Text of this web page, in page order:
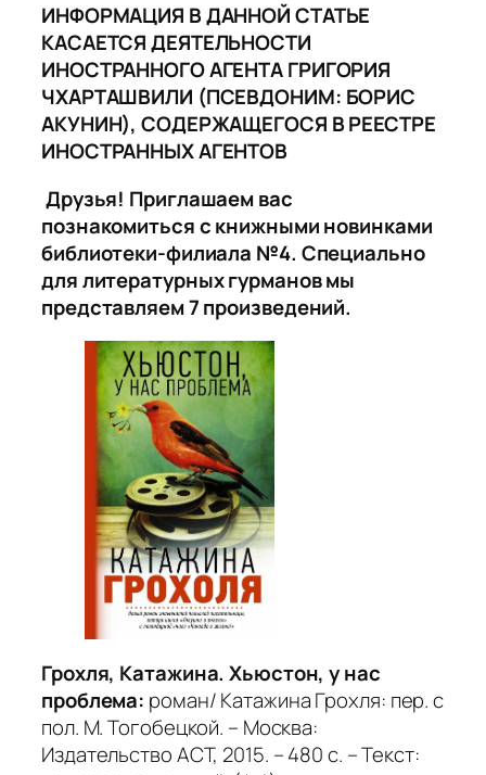
ИНФОРМАЦИЯ В ДАННОЙ СТАТЬЕ
КАСАЕТСЯ ДЕЯТЕЛЬНОСТИ
ИНОСТРАННОГО АГЕНТА ГРИГОРИЯ
ЧХАРТАШВИЛИ (ПСЕВДОНИМ: БОРИС
АКУНИН), СОДЕРЖАЩЕГОСЯ В РЕЕСТРЕ
ИНОСТРАННЫХ АГЕНТОВ
Друзья! Приглашаем вас
познакомиться с книжными новинками
библиотеки-филиала №4. Специально
для литературных гурманов мы
представляем 7 произведений.
Грохля, Катажина. Хьюстон, у нас
проблема: роман/ Катажина Грохля: пер. с
пол. М. Тогобецкой. – Москва:
Издательство АСТ, 2015. – 480 с. – Текст: